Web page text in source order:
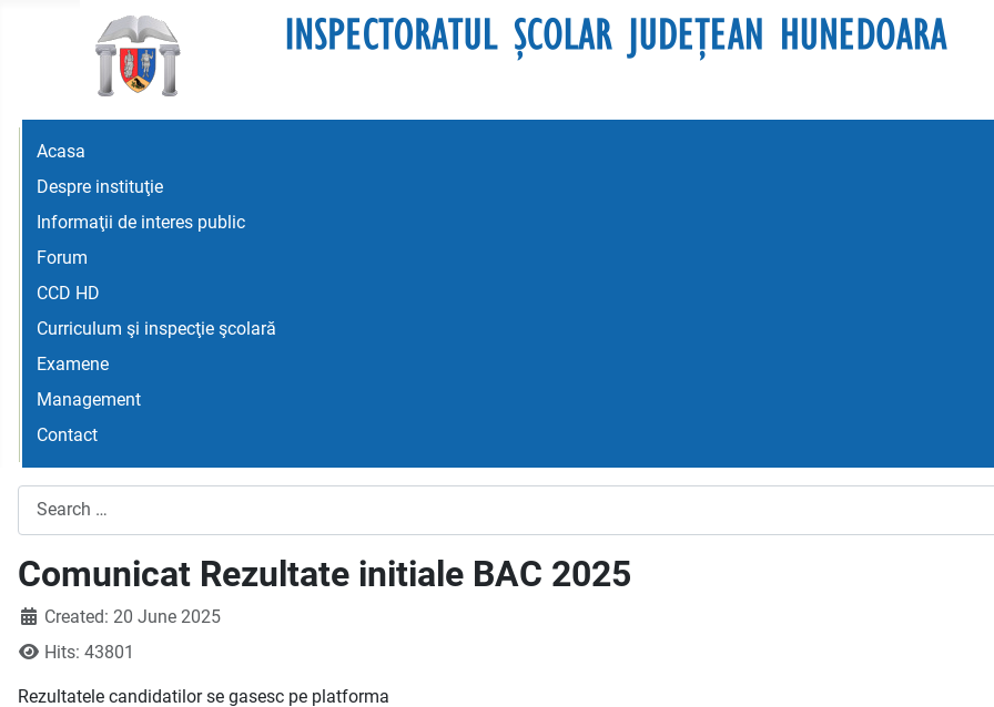
Acasa
Despre instituţie
Informaţii de interes public
Forum
CCD HD
Curriculum şi inspecţie şcolară
Examene
Management
Contact
Comunicat Rezultate initiale BAC 2025
Created: 20 June 2025
Hits: 43801
Rezultatele candidatilor se gasesc pe platforma